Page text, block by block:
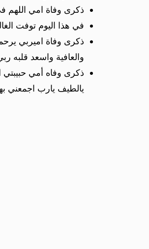
ذكرى وفاة امي اللهم
في هذا اليوم توفت
ذكرى وفاة اميربي
والعافية واسعد قلبه
ذكرى وفاه أمي حبيبتي
يالطيف يارب اجمعني